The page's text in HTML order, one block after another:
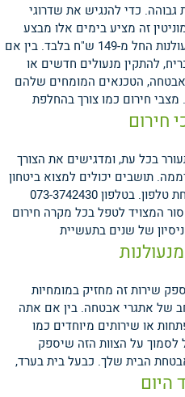
כדי להנגיש את שדרוגי
זה מציע בימים אלו מבצע
מיוחד על שירותיו, עם פתרונות מנעולנות החל מ-149 ש"ח בלבד. בין אם
להתקין מנעולים חדשים או
הטכנאים המומחים שלהם
חירום
מצבי חירום כמו צורך בהחלפת
בכל עת, ומדגישים את הצורך
מנעולן 24 שעות ביממה. תושבים יכולים למצוא ביטחון
בידיעה שעזרה נמצאת במרחק שיחת טלפון. בטלפון 073-3742430
המצויד לטפל בכל מקרה חירום
של שנים בתעשיית
שירות זה מחזיק במומחיות
של אתגרי אבטחה. בין אם אתה
או שירותים מיוחדים כמו
לסמוך על הצוות הזה שיספק
הבית שלך.
היום
כבעל בית בערד,